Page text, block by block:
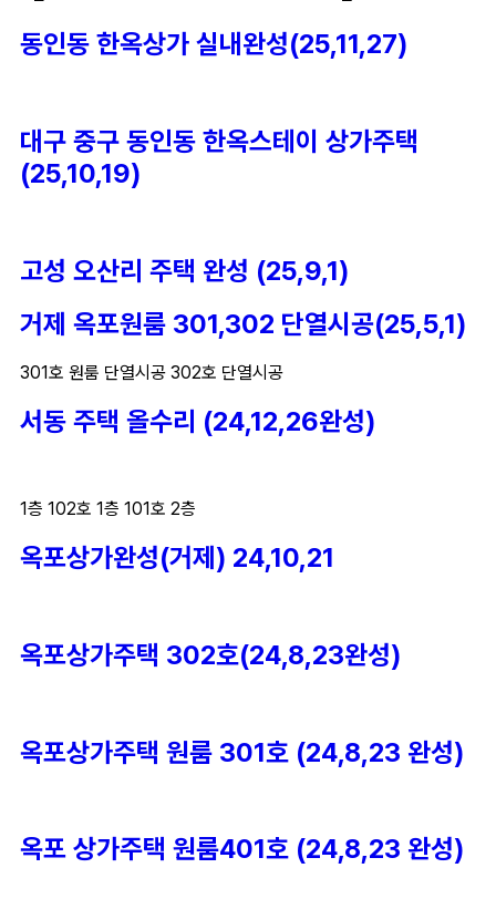
동인동 한옥상가 실내완성(25,11,27)
대구 중구 동인동 한옥스테이 상가주택
(25,10,19)
고성 오산리 주택 완성 (25,9,1)
거제 옥포원룸 301,302 단열시공(25,5,1)
301호 원룸 단열시공 302호 단열시공
서동 주택 올수리 (24,12,26완성)
1층 102호 1층 101호 2층
옥포상가완성(거제) 24,10,21
옥포상가주택 302호(24,8,23완성)
옥포상가주택 원룸 301호 (24,8,23 완성)
옥포 상가주택 원룸401호 (24,8,23 완성)